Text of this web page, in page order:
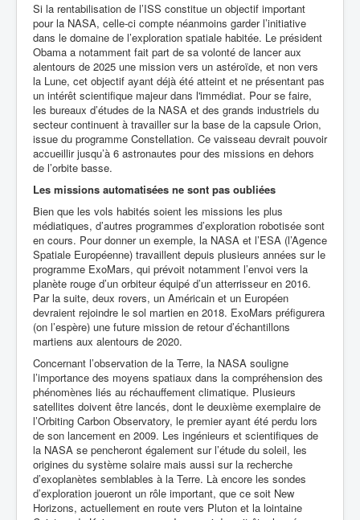
Si la rentabilisation de l’ISS constitue un objectif important
pour la NASA, celle-ci compte néanmoins garder l’initiative
dans le domaine de l’exploration spatiale habitée. Le président
Obama a notamment fait part de sa volonté de lancer aux
alentours de 2025 une mission vers un astéroïde, et non vers
la Lune, cet objectif ayant déjà été atteint et ne présentant pas
un intérêt scientifique majeur dans l'immédiat. Pour se faire,
les bureaux d’études de la NASA et des grands industriels du
secteur continuent à travailler sur la base de la capsule Orion,
issue du programme Constellation. Ce vaisseau devrait pouvoir
accueillir jusqu’à 6 astronautes pour des missions en dehors
de l’orbite basse.
Les missions automatisées ne sont pas oubliées
Bien que les vols habités soient les missions les plus
médiatiques, d’autres programmes d’exploration robotisée sont
en cours. Pour donner un exemple, la NASA et l’ESA (l’Agence
Spatiale Européenne) travaillent depuis plusieurs années sur le
programme ExoMars, qui prévoit notamment l’envoi vers la
planète rouge d’un orbiteur équipé d’un atterrisseur en 2016.
Par la suite, deux rovers, un Américain et un Européen
devraient rejoindre le sol martien en 2018. ExoMars préfigurera
(on l’espère) une future mission de retour d’échantillons
martiens aux alentours de 2020.
Concernant l’observation de la Terre, la NASA souligne
l’importance des moyens spatiaux dans la compréhension des
phénomènes liés au réchauffement climatique. Plusieurs
satellites doivent être lancés, dont le deuxième exemplaire de
l’Orbiting Carbon Observatory, le premier ayant été perdu lors
de son lancement en 2009. Les ingénieurs et scientifiques de
la NASA se pencheront également sur l’étude du soleil, les
origines du système solaire mais aussi sur la recherche
d’exoplanètes semblables à la Terre. Là encore les sondes
d’exploration joueront un rôle important, que ce soit New
Horizons, actuellement en route vers Pluton et la lointaine